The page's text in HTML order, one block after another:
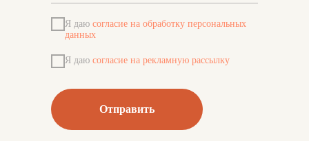
Я даю согласие на обработку персональных
данных
Я даю согласие на рекламную рассылку
Отправить